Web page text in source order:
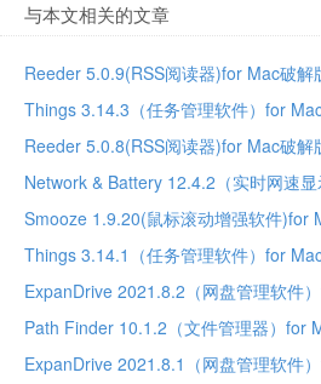
与本文相关的文章
Reeder 5.0.9(RSS阅读器)for Mac破解
Things 3.14.3（任务管理软件）for
Reeder 5.0.8(RSS阅读器)for Mac破解
Smooze 1.9.20(鼠标滚动增强软件)for
Things 3.14.1（任务管理软件）for
ExpanDrive 2021.8.2（网盘管理软件
Path Finder 10.1.2（文件管理器）for
ExpanDrive 2021.8.1（网盘管理软件